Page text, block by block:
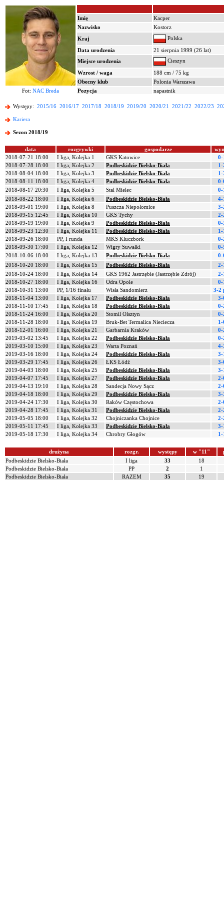
Imię
Kacper
Nazwisko
Kostorz
Kraj
Polska
Data urodzenia
21 sierpnia 1999 (26 lat)
Miejsce urodzenia
Cieszyn
Wzrost / waga
188 cm / 75 kg
Obecny klub
Polonia Warszawa
Fot: NAC Breda Pozycja napastnik
Występy: 2015/16 2016/17 2017/18 2018/19 2019/20 2020/21 2021/22 2022/23
Kariera
Sezon 2018/19
data rozgrywki gospodarze
2018-07-21 18:00
I liga, Kolejka 1 GKS Katowice
0-
2018-07-28 18:00
I liga, Kolejka 2 Podbeskidzie Bielsko-Biała
1-
2018-08-04 18:00
I liga, Kolejka 3 Podbeskidzie Bielsko-Biała
1-
2018-08-11 18:00
I liga, Kolejka 4 Podbeskidzie Bielsko-Biała
0-
2018-08-17 20:30
I liga, Kolejka 5 Stal Mielec
0-
2018-08-22 18:00
I liga, Kolejka 6 Podbeskidzie Bielsko-Biała
4-
2018-09-01 19:00
I liga, Kolejka 8 Puszcza Niepołomice
3-
2018-09-15 12:45
I liga, Kolejka 10 GKS Tychy
2-
2018-09-19 19:00
I liga, Kolejka 9 Podbeskidzie Bielsko-Biała
0-
2018-09-23 12:30
I liga, Kolejka 11 Podbeskidzie Bielsko-Biała
1-
2018-09-26 18:00
PP, I runda MKS Kluczbork
0-
2018-09-30 17:00
I liga, Kolejka 12 Wigry Suwałki
0-
2018-10-06 18:00
I liga, Kolejka 13 Podbeskidzie Bielsko-Biała
0-
2018-10-20 18:00
I liga, Kolejka 15 Podbeskidzie Bielsko-Biała
2-
2018-10-24 18:00
I liga, Kolejka 14 GKS 1962 Jastrzębie (Jastrzębie Zdrój)
2-
2018-10-27 18:00
I liga, Kolejka 16 Odra Opole
0-
2018-10-31 13:00
PP, 1/16 finału Wisła Sandomierz
3-2
2018-11-04 13:00
I liga, Kolejka 17 Podbeskidzie Bielsko-Biała
3-
2018-11-10 17:45
I liga, Kolejka 18 Podbeskidzie Bielsko-Biała
0-
2018-11-24 16:00
I liga, Kolejka 20 Stomil Olsztyn
0-
2018-11-28 18:00
I liga, Kolejka 19 Bruk-Bet Termalica Nieciecza
1-
2018-12-01 16:00
I liga, Kolejka 21 Garbarnia Kraków
0-
2019-03-02 13:45
I liga, Kolejka 22 Podbeskidzie Bielsko-Biała
0-
2019-03-10 15:00
I liga, Kolejka 23 Warta Poznań
4-
2019-03-16 18:00
I liga, Kolejka 24 Podbeskidzie Bielsko-Biała
3-
2019-03-29 17:45
I liga, Kolejka 26 ŁKS Łódź
3-
2019-04-03 18:00
I liga, Kolejka 25 Podbeskidzie Bielsko-Biała
3-
2019-04-07 17:45
I liga, Kolejka 27 Podbeskidzie Bielsko-Biała
2-
2019-04-13 19:10
I liga, Kolejka 28 Sandecja Nowy Sącz
2-
2019-04-18 18:00
I liga, Kolejka 29 Podbeskidzie Bielsko-Biała
3-
2019-04-24 17:30
I liga, Kolejka 30 Raków Częstochowa
2-
2019-04-28 17:45
I liga, Kolejka 31 Podbeskidzie Bielsko-Biała
2-
2019-05-05 18:00
I liga, Kolejka 32 Chojniczanka Chojnice
2-
2019-05-11 17:45
I liga, Kolejka 33 Podbeskidzie Bielsko-Biała
3-
2019-05-18 17:30
I liga, Kolejka 34 Chrobry Głogów 1-
drużyna rozgr. występy w "11"
Podbeskidzie Bielsko-Biała
I liga 33
18
Podbeskidzie Bielsko-Biała
PP 2
1
Podbeskidzie Bielsko-Biała
RAZEM 35 19